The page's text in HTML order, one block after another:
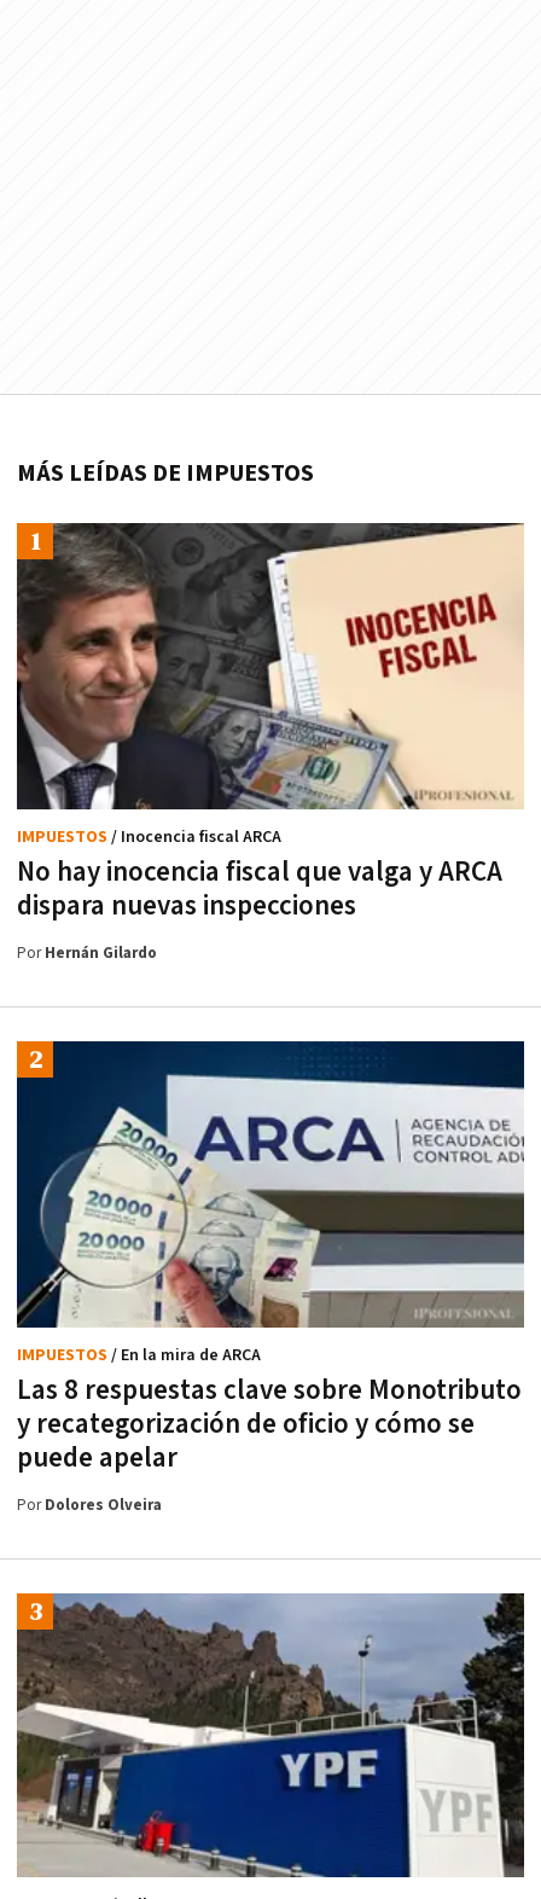
MÁS LEÍDAS DE IMPUESTOS
No hay inocencia fiscal que valga y ARCA
dispara nuevas inspecciones
IMPUESTOS / Inocencia fiscal ARCA
PorHernán Gilardo
Las 8 respuestas clave sobre Monotributo
y recategorización de oficio y cómo se
puede apelar
IMPUESTOS / En la mira de ARCA
PorDolores Olveira